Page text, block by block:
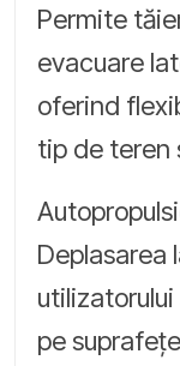
Permite
evacuare
oferind
tip de teren
Deplasarea
pe